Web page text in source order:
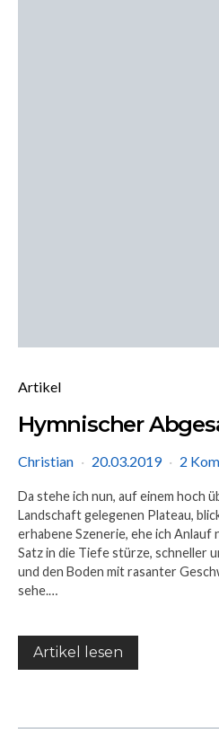
Artikel
Hymnischer
Christian 20.03.2019 2
Da stehe ich nun, auf einem hoch
Landschaft gelegenen Plateau,
erhabene Szenerie, ehe ich Anlauf
Satz in die Tiefe stürze, schneller
und den Boden mit rasanter
sehe.…
Artikel lesen